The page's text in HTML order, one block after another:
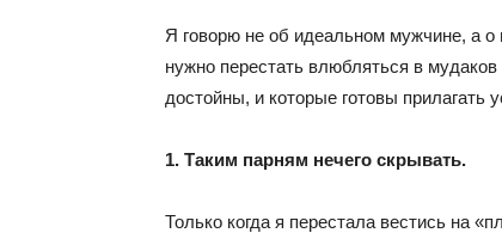
Я говорю не об идеальном мужчине, а
нужно перестать влюбляться в
достойны, и которые готовы прилагать
1. Таким парням нечего скрывать.
Только когда я перестала вестись на